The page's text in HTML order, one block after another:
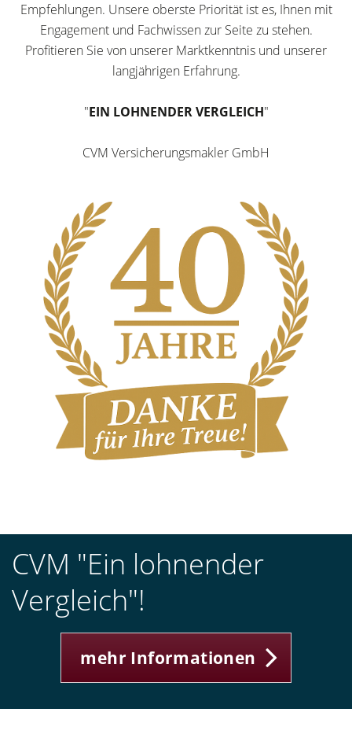
Empfehlungen. Unsere oberste Priorität ist es, Ihnen mit
Engagement und Fachwissen zur Seite zu stehen.
Profitieren Sie von unserer Marktkenntnis und unserer
langjährigen Erfahrung.
"EIN LOHNENDER VERGLEICH"
CVM Versicherungsmakler GmbH
CVM "Ein lohnender
Vergleich"!
mehr Informationen